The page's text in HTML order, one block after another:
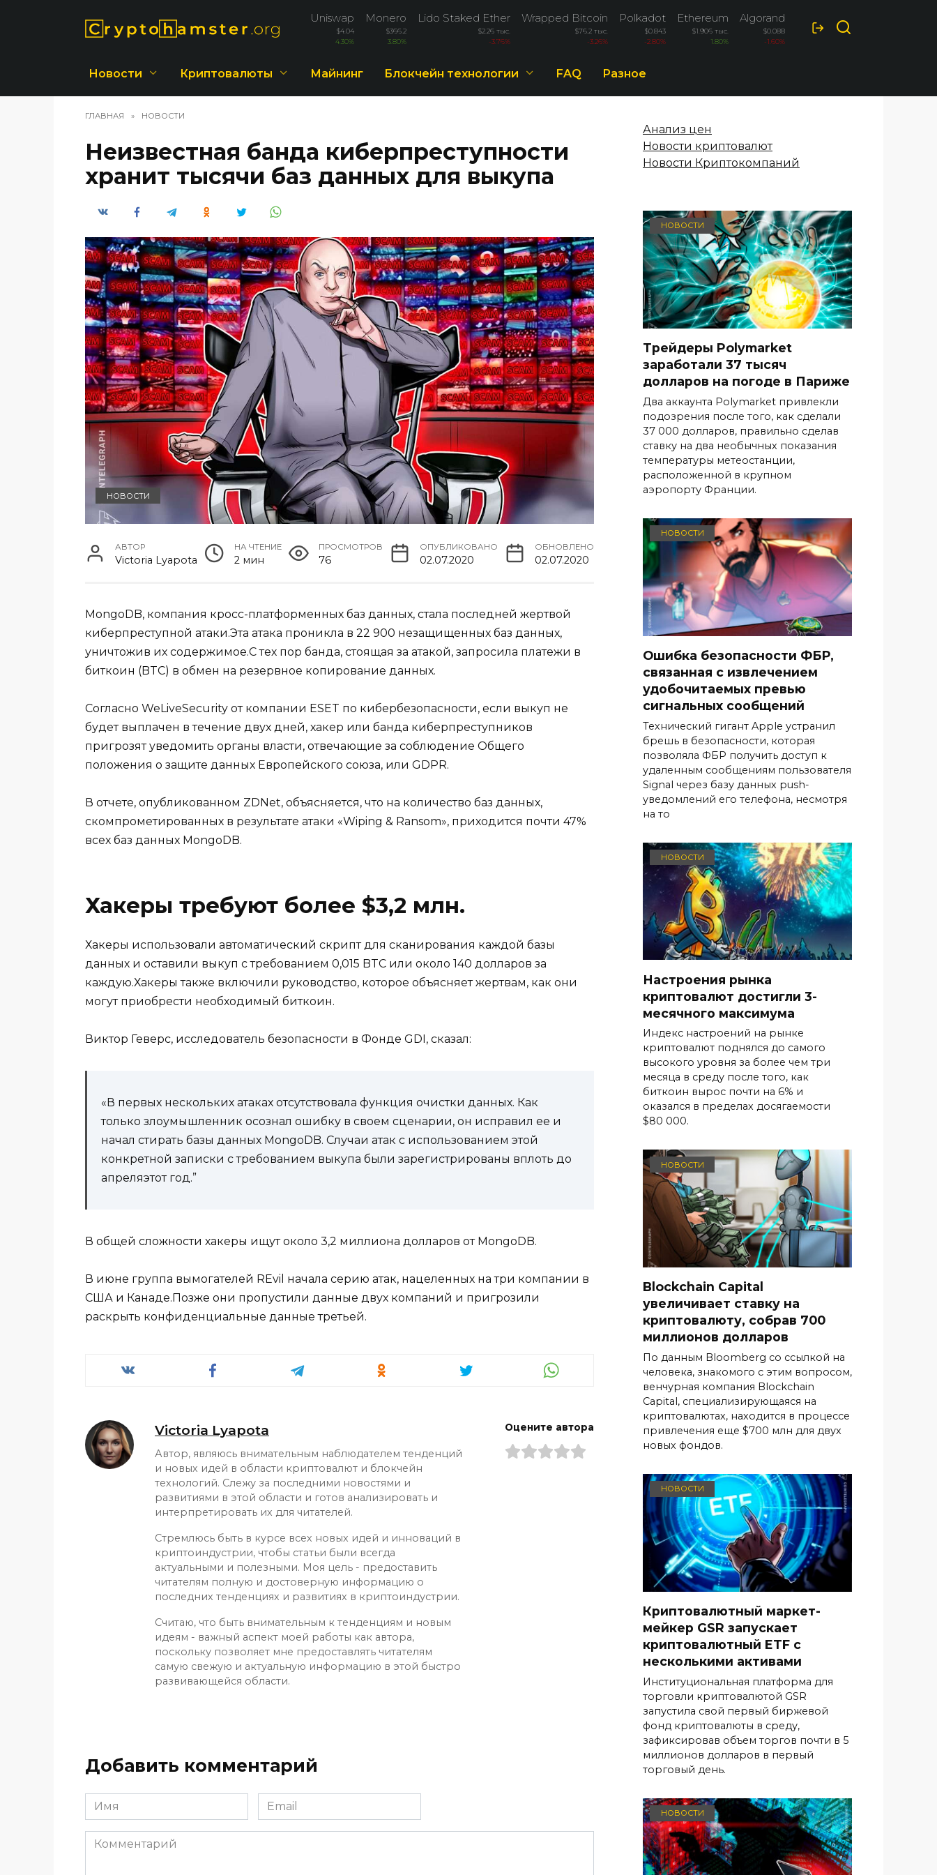
Uniswap
$4.04
4.30%
Monero
$366.2
3.80%
Lido Staked Ether
$2.26 тыс.
-3.76%
Wrapped Bitcoin
$76.2 тыс.
-3.26%
Polkadot
$0.843
-2.80%
Ethereum
$1.906 тыс.
1.80%
Algorand
$0.088
-1.60%
Optimism
$0.088
Новости Криптовалюты Майнинг Блокчейн технологии FAQ Разное
ГЛАВНАЯ » НОВОСТИ
Неизвестная банда киберпреступности
хранит тысячи баз данных для выкупа
НОВОСТИ
АВТОР
Victoria Lyapota
НА ЧТЕНИЕ
2 мин
ПРОСМОТРОВ
76
ОПУБЛИКОВАНО
02.07.2020
ОБНОВЛЕНО
02.07.2020
MongoDB, компания кросс-платформенных баз данных, стала последней жертвой
киберпреступной атаки.Эта атака проникла в 22 900 незащищенных баз данных,
уничтожив их содержимое.С тех пор банда, стоящая за атакой, запросила платежи в
биткоин (BTC) в обмен на резервное копирование данных.
Согласно WeLiveSecurity от компании ESET по кибербезопасности, если выкуп не
будет выплачен в течение двух дней, хакер или банда киберпреступников
пригрозят уведомить органы власти, отвечающие за соблюдение Общего
положения о защите данных Европейского союза, или GDPR.
В отчете, опубликованном ZDNet, объясняется, что на количество баз данных,
скомпрометированных в результате атаки «Wiping & Ransom», приходится почти 47%
всех баз данных MongoDB.
Хакеры требуют более $3,2 млн.
Хакеры использовали автоматический скрипт для сканирования каждой базы
данных и оставили выкуп с требованием 0,015 BTC или около 140 долларов за
каждую.Хакеры также включили руководство, которое объясняет жертвам, как они
могут приобрести необходимый биткоин.
Виктор Геверс, исследователь безопасности в Фонде GDI, сказал:
«В первых нескольких атаках отсутствовала функция очистки данных. Как
только злоумышленник осознал ошибку в своем сценарии, он исправил ее и
начал стирать базы данных MongoDB. Случаи атак с использованием этой
конкретной записки с требованием выкупа были зарегистрированы вплоть до
апреляэтот год.”
В общей сложности хакеры ищут около 3,2 миллиона долларов от MongoDB.
В июне группа вымогателей REvil начала серию атак, нацеленных на три компании в
США и Канаде.Позже они пропустили данные двух компаний и пригрозили
раскрыть конфиденциальные данные третьей.
Victoria Lyapota
Автор, являюсь внимательным наблюдателем тенденций
и новых идей в области криптовалют и блокчейн
технологий. Слежу за последними новостями и
развитиями в этой области и готов анализировать и
интерпретировать их для читателей.
Стремлюсь быть в курсе всех новых идей и инноваций в
криптоиндустрии, чтобы статьи были всегда
актуальными и полезными. Моя цель - предоставить
читателям полную и достоверную информацию о
последних тенденциях и развитиях в криптоиндустрии.
Считаю, что быть внимательным к тенденциям и новым
идеям - важный аспект моей работы как автора,
поскольку позволяет мне предоставлять читателям
самую свежую и актуальную информацию в этой быстро
развивающейся области.
Оцените автора
Добавить комментарий
Имя
*
Email
*
Комментарий
Анализ цен
Новости криптовалют
Новости Криптокомпаний
НОВОСТИ
Трейдеры Polymarket
заработали 37 тысяч
долларов на погоде в Париже
Два аккаунта Polymarket привлекли
подозрения после того, как сделали
37 000 долларов, правильно сделав
ставку на два необычных показания
температуры метеостанции,
расположенной в крупном
аэропорту Франции.
НОВОСТИ
Ошибка безопасности ФБР,
связанная с извлечением
удобочитаемых превью
сигнальных сообщений
Технический гигант Apple устранил
брешь в безопасности, которая
позволяла ФБР получить доступ к
удаленным сообщениям пользователя
Signal через базу данных push-
уведомлений его телефона, несмотря
на то
НОВОСТИ
Настроения рынка
криптовалют достигли 3-
месячного максимума
Индекс настроений на рынке
криптовалют поднялся до самого
высокого уровня за более чем три
месяца в среду после того, как
биткоин вырос почти на 6% и
оказался в пределах досягаемости
$80 000.
НОВОСТИ
Blockchain Capital
увеличивает ставку на
криптовалюту, собрав 700
миллионов долларов
По данным Bloomberg со ссылкой на
человека, знакомого с этим вопросом,
венчурная компания Blockchain
Capital, специализирующаяся на
криптовалютах, находится в процессе
привлечения еще $700 млн для двух
новых фондов.
НОВОСТИ
Криптовалютный маркет-
мейкер GSR запускает
криптовалютный ETF с
несколькими активами
Институциональная платформа для
торговли криптовалютой GSR
запустила свой первый биржевой
фонд криптовалюты в среду,
зафиксировав объем торгов почти в 5
миллионов долларов в первый
торговый день.
НОВОСТИ